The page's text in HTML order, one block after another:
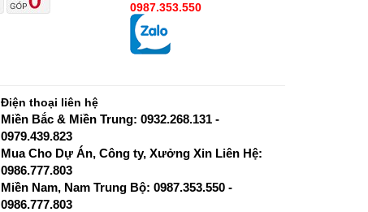
0987.353.550
Điện thoại liên hệ
Miền Bắc & Miền Trung: 0932.268.131 -
0979.439.823
Mua Cho Dự Án, Công ty, Xưởng Xin Liên Hệ:
0986.777.803
Miền Nam, Nam Trung Bộ: 0987.353.550 -
0986.777.803